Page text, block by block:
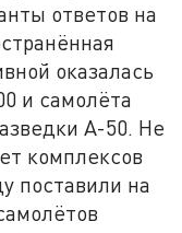
ответов на
оказалась
и самолёта
А-50. Не
комплексов
поставили на